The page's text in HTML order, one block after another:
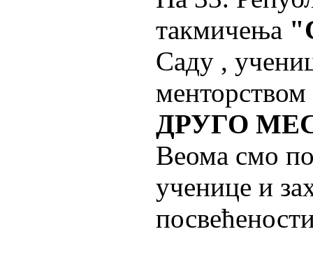
такмичења
Саду ,
ДРУГО
Веома смо
ученице и